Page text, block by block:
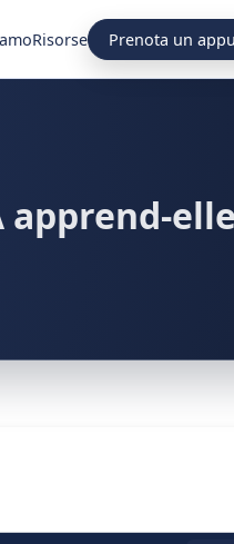
Risorse Prenota un
apprend-